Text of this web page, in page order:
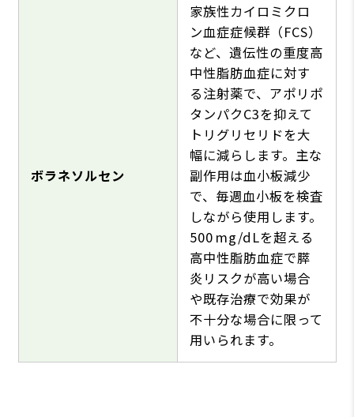
ボラネソルセン
家族性カイロミクロ
ン血症症候群（FCS）
など、遺伝性の重度高
中性脂肪血症に対す
る注射薬で、アポリポ
タンパクC3を抑えて
トリグリセリドを大
幅に減らします。主な
副作用は血小板減少
で、毎週血小板を検査
しながら使用します。
500 mg/dLを超える
高中性脂肪血症で膵
炎リスクが高い場合
や既存治療で効果が
不十分な場合に限って
用いられます。